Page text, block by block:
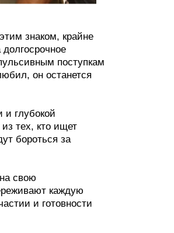
знаком, крайне
поступкам
он останется
глубокой
тех, кто ищет
бороться за
свою
каждую
и готовности